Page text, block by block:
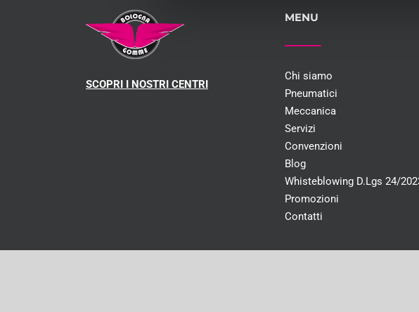
SCOPRI I NOSTRI CENTRI
MENU
Chi siamo
Pneumatici
Meccanica
Servizi
Convenzioni
Blog
Whisteblowing D.Lgs 24/
Promozioni
Contatti